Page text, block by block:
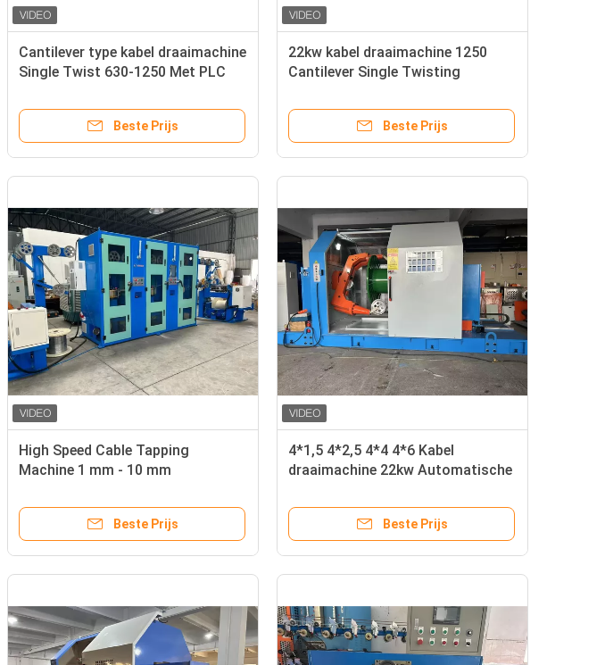
Cantilever type kabel draaimachine
Single Twist 630-1250 Met PLC
Beste Prijs
22kw kabel draaimachine 1250
Cantilever Single Twisting
Beste Prijs
High Speed Cable Tapping
Machine 1 mm - 10 mm
Beste Prijs
4*1,5 4*2,5 4*4 4*6 Kabel
draaimachine 22kw Automatische
Beste Prijs